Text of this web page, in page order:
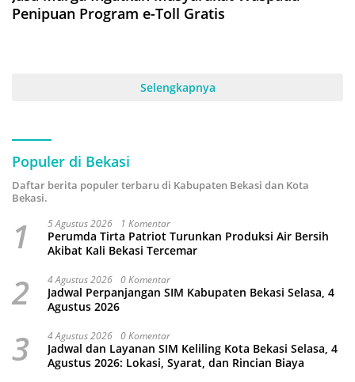
Penipuan Program e-Toll Gratis
Selengkapnya
Populer di Bekasi
Daftar berita populer terbaru di Kabupaten Bekasi dan Kota
Bekasi.
1 5 Agustus 2026 1 Komentar
Perumda Tirta Patriot Turunkan Produksi Air Bersih
Akibat Kali Bekasi Tercemar
2 4 Agustus 2026 0 Komentar
Jadwal Perpanjangan SIM Kabupaten Bekasi Selasa, 4
Agustus 2026
3 4 Agustus 2026 0 Komentar
Jadwal dan Layanan SIM Keliling Kota Bekasi Selasa, 4
Agustus 2026: Lokasi, Syarat, dan Rincian Biaya